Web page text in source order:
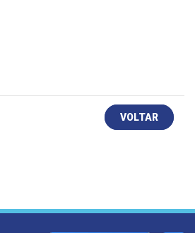
VOLTAR